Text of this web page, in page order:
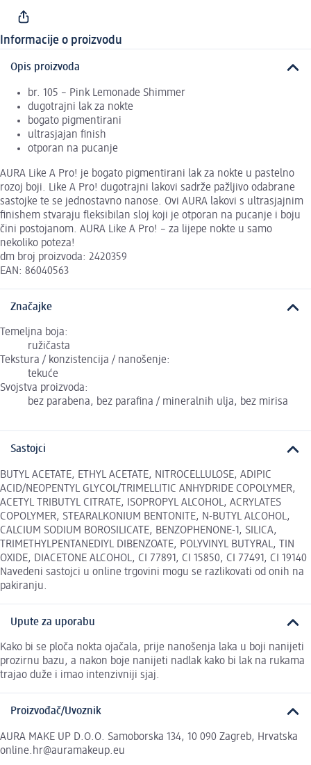
Informacije o proizvodu
Opis proizvoda
br. 105 – Pink Lemonade Shimmer
dugotrajni lak za nokte
bogato pigmentirani
ultrasjajan finish
otporan na pucanje
AURA Like A Pro! je bogato pigmentirani lak za nokte u pastelno
rozoj boji. Like A Pro! dugotrajni lakovi sadrže pažljivo odabrane
sastojke te se jednostavno nanose. Ovi AURA lakovi s ultrasjajnim
finishem stvaraju fleksibilan sloj koji je otporan na pucanje i boju
čini postojanom. AURA Like A Pro! – za lijepe nokte u samo
nekoliko poteza!
dm broj proizvoda: 2420359
EAN: 86040563
Značajke
Temeljna boja:
ružičasta
Tekstura / konzistencija / nanošenje:
tekuće
Svojstva proizvoda:
bez parabena, bez parafina / mineralnih ulja, bez mirisa
Sastojci
BUTYL ACETATE, ETHYL ACETATE, NITROCELLULOSE, ADIPIC
ACID/NEOPENTYL GLYCOL/TRIMELLITIC ANHYDRIDE COPOLYMER,
ACETYL TRIBUTYL CITRATE, ISOPROPYL ALCOHOL, ACRYLATES
COPOLYMER, STEARALKONIUM BENTONITE, N-BUTYL ALCOHOL,
CALCIUM SODIUM BOROSILICATE, BENZOPHENONE-1, SILICA,
TRIMETHYLPENTANEDIYL DIBENZOATE, POLYVINYL BUTYRAL, TIN
OXIDE, DIACETONE ALCOHOL, CI 77891, CI 15850, CI 77491, CI 19140
Navedeni sastojci u online trgovini mogu se razlikovati od onih na
pakiranju.
Upute za uporabu
Kako bi se ploča nokta ojačala, prije nanošenja laka u boji nanijeti
prozirnu bazu, a nakon boje nanijeti nadlak kako bi lak na rukama
trajao duže i imao intenzivniji sjaj.
Proizvođač/Uvoznik
AURA MAKE UP D.O.O. Samoborska 134, 10 090 Zagreb, Hrvatska
online.hr@auramakeup.eu